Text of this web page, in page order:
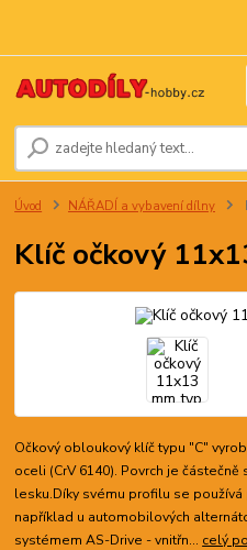
Úvod NÁŘADÍ a vybavení dílny
Klíč očkový
Očkový obloukový klíč typu "C"
oceli (CrV 6140). Povrch je
lesku.Díky svému profilu se
například u automobilových
systémem AS-Drive - vnitřn... celý